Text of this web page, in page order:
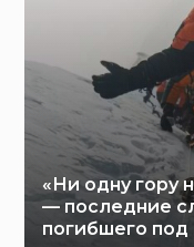
«Ни одну гору
— последние
погибшего под